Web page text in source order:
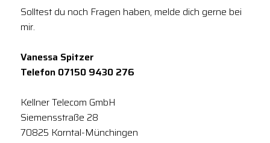
Solltest du noch Fragen haben, melde dich gerne bei
mir.
Vanessa Spitzer
Telefon 07150 9430 276
Kellner Telecom GmbH
Siemensstraße 28
70825 Korntal-Münchingen